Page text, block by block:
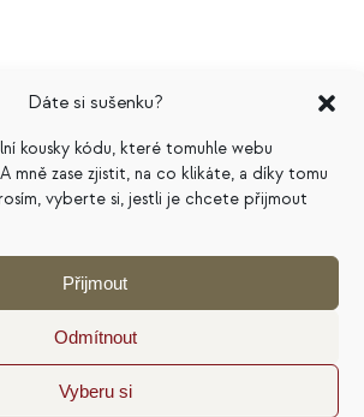
Dáte si sušenku?
kousky kódu, které tomuhle webu
mně zase zjistit, na co klikáte, a díky tomu
vyberte si, jestli je chcete přijmout
Přijmout
Odmítnout
Vyberu si